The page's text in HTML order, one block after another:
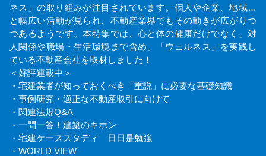
ネス」の取り組みが注目されています。個人や企業、地域…
と幅広い活動が見られ、不動産業界でもその動きが広がりつ
つあるようです。本特集では、心と体の健康だけでなく、対
人関係や職場・生活環境まで含め、「ウェルネス」を実践し
ている不動産会社を取材しました！
＜好評連載中＞
・宅建業者が知っておくべき「重説」に必要な基礎知識
・事例研究・適正な不動産取引に向けて
・関連法規Q&A
・一問一答！建築のキホン
・宅建ケーススタディ 日日是勉強
・WORLD VIEW